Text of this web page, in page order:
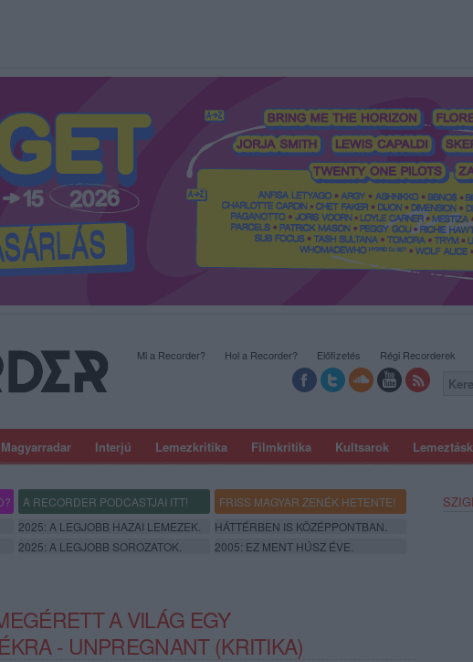
Magyarradar Interjú Lemezkritika Filmkritika Kultsarok
Mi a Recorder? Hol a Recorder? Előfizetés Régi Recorderek
A RECORDER PODCASTJAI ITT!
FRISS MAGYAR ZENÉK HETENTE!
2025: A LEGJOBB HAZAI LEMEZEK.
HÁTTÉRBEN IS KÖZÉPPONTBAN.
2025: A LEGJOBB SOROZATOK. 2005: EZ MENT HÚSZ ÉVE.
A VILÁG EGY
- UNPREGNANT (KRITIKA)